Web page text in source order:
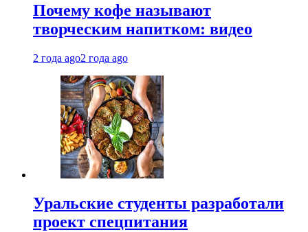
Почему кофе называют
творческим напитком: видео
2 года ago2 года ago
Уральские студенты разработали
проект спецпитания